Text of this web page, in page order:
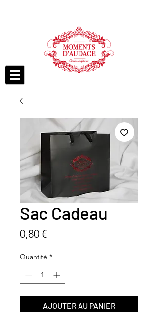
Sac Cadeau
0,80 €Prix
Quantité *
AJOUTER AU PANIER